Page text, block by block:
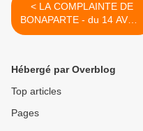
< LA COMPLAINTE DE
BONAPARTE - du 14 AVRIL
2016 (J+2675 après le vote
Hébergé par Overblog
Top articles
Pages